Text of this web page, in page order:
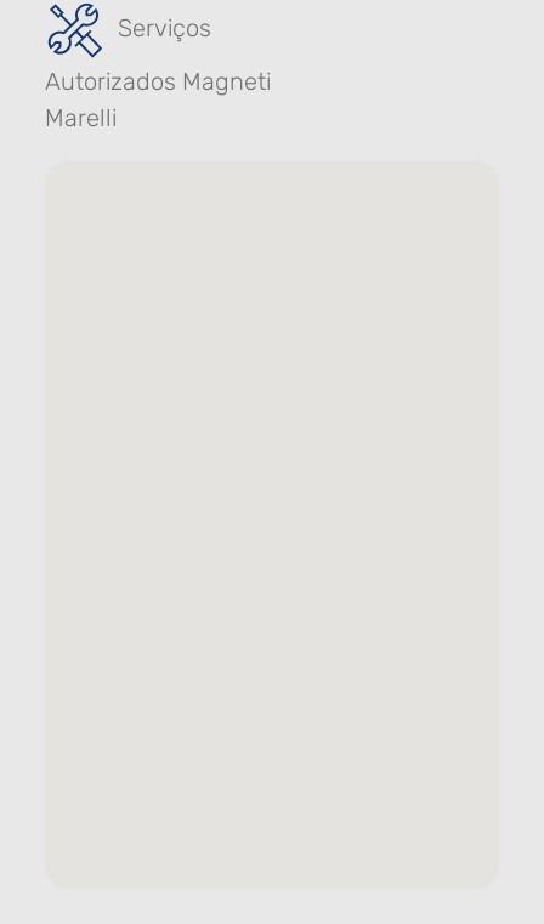
Serviços
Autorizados Magneti
Marelli